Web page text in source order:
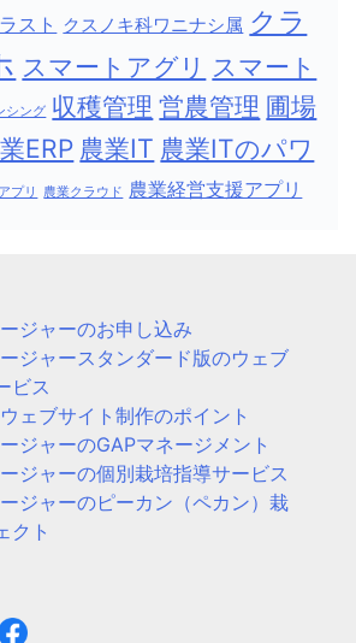
スト クスノキ科ワニナシ属 クラ
スマートアグリ スマート
シング 収穫管理 営農管理 圃場
ERP 農業IT 農業ITのパワ
プリ 農業クラウド 農業経営支援アプリ
ジャーのお申し込み
ジャースタンダード版のウェブ
ビス
ェブサイト制作のポイント
ジャーのGAPマネージメント
ジャーの個別栽培指導サービス
ジャーのピーカン（ペカン）栽
クト